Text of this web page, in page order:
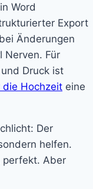
Word
Export
Änderungen
Nerven. Für
Druck ist
Hochzeit eine
Der
helfen.
perfekt. Aber